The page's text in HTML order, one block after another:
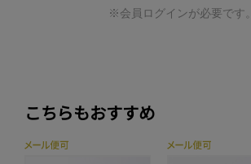
※会員ログインが必要です。
こちらもおすすめ